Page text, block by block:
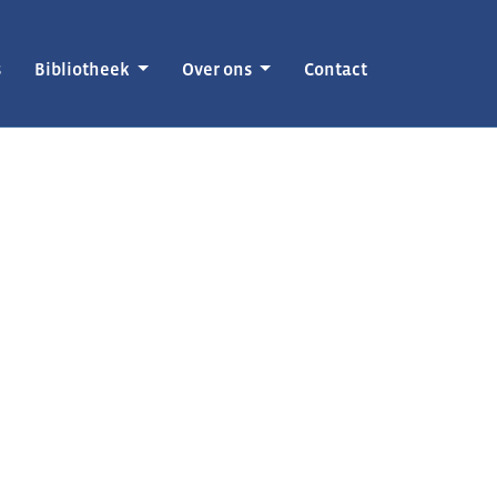
Bibliotheek Over ons Contact